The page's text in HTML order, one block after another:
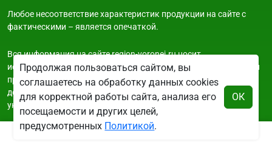
Любое несоответствие характеристик продукции на сайте с
фактическими – является опечаткой.
Вся информация на сайте region-voronej.ru носит
исключительно ознакомительный и справочный характер и ни
при каких условиях не является публичной офертой. Всю
дополнительную информацию можно узнать по телефонам
указанным на сайте.
Продолжая пользоваться сайтом, вы
соглашаетесь на обработку данных cookies
для корректной работы сайта, анализа его
посещаемости и других целей,
предусмотренных Политикой.
ОК